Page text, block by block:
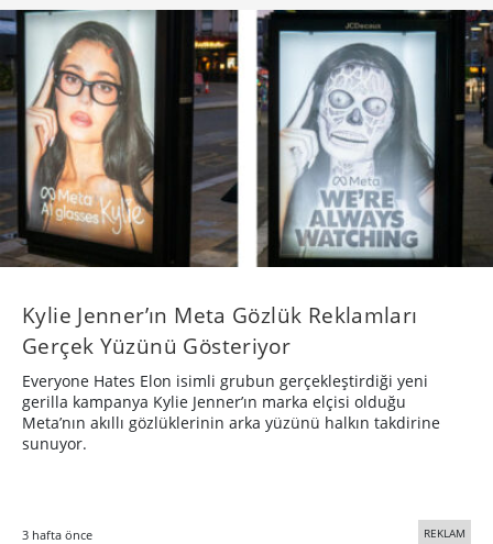
Kylie Jenner’ın Meta Gözlük Reklamları
Gerçek Yüzünü Gösteriyor
Everyone Hates Elon isimli grubun gerçekleştirdiği yeni
gerilla kampanya Kylie Jenner’ın marka elçisi olduğu
Meta’nın akıllı gözlüklerinin arka yüzünü halkın takdirine
sunuyor.
3 hafta önce REKLAM